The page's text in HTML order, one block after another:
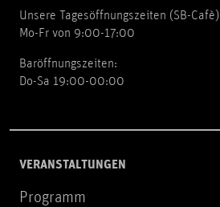
Unsere Tagesöffnungszeiten (SB-Cafè)
Mo-Fr von 9:00-17:00
Baröffnungszeiten:
Do-Sa 19:00-00:00
VERANSTALTUNGEN
Programm